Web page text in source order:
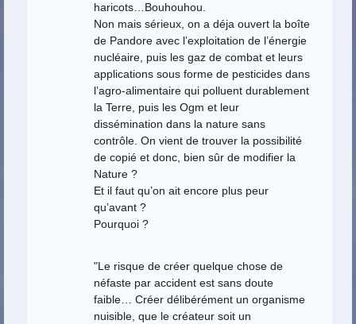
haricots…Bouhouhou.
Non mais sérieux, on a déja ouvert la boîte
de Pandore avec l’exploitation de l’énergie
nucléaire, puis les gaz de combat et leurs
applications sous forme de pesticides dans
l’agro-alimentaire qui polluent durablement
la Terre, puis les Ogm et leur
dissémination dans la nature sans
contrôle. On vient de trouver la possibilité
de copié et donc, bien sûr de modifier la
Nature ?
Et il faut qu’on ait encore plus peur
qu’avant ?
Pourquoi ?
"Le risque de créer quelque chose de
néfaste par accident est sans doute
faible… Créer délibérément un organisme
nuisible, que le créateur soit un